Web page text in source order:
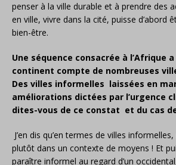
penser à la ville durable et à prendre des
en ville, vivre dans la cité, puisse d’abord
bien-être.
Une séquence consacrée à l’Afrique
continent compte de nombreuses
Des villes informelles laissées en
améliorations dictées par l’urgence
dites-vous de ce constat et du cas
J’en dis qu’en termes de villes
plutôt dans un contexte de moyens ! Et
paraître informel au regard d’un